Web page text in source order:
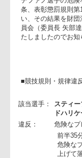
タ自動車ヴェル
での、NTTドコ
テファノ選手の
条、表彰懲罰規
員会（委員長 矢
■競技規則・規律
ステ
ドハ